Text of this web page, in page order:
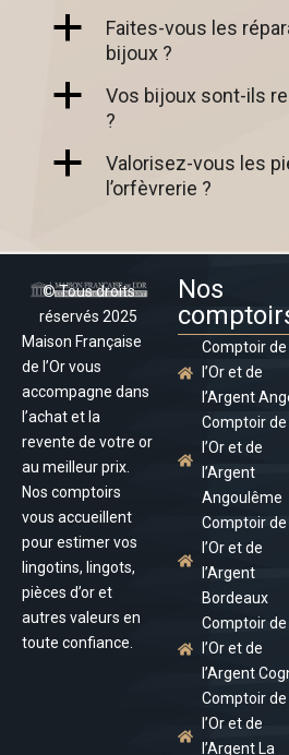
a
Faites-vous les
bijoux ?
a
Vos bijoux sont-ils
?
a
Valorisez-vous les
l’orfèvrerie ?
© Tous droits
réservés 2025
Maison Française
de l’Or vous
accompagne dans
l’achat et la
revente de votre or
au meilleur prix.
Nos comptoirs
vous accueillent
pour estimer vos
lingotins, lingots,
pièces d’or et
autres valeurs en
toute confiance.
Nos
Comptoir de
l’Or et de
l’Argent
Comptoir de
l’Or et de
l’Argent
Angoulême
Comptoir de
l’Or et de
l’Argent
Bordeaux
Comptoir de
l’Or et de
l’Argent
Comptoir de
l’Or et de
l’Argent La